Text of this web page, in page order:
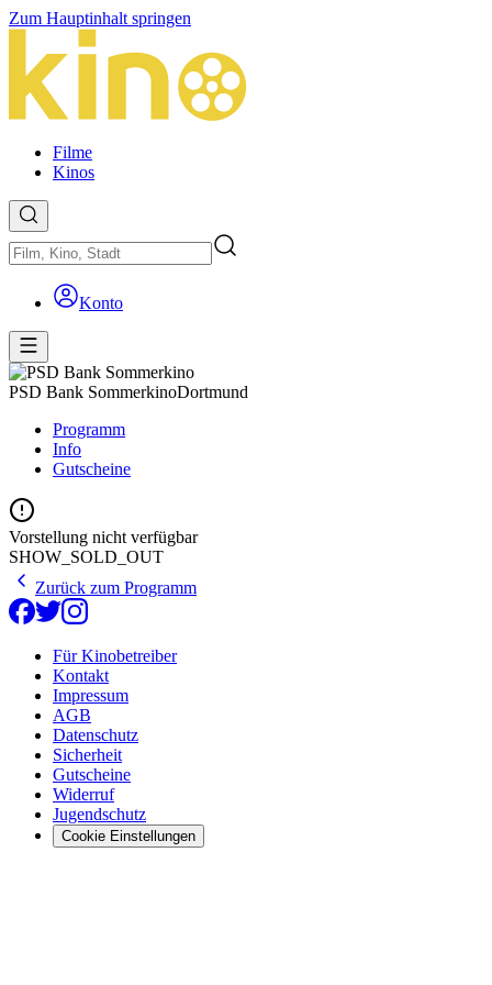
Zum Hauptinhalt springen
Filme
Kinos
Konto
PSD Bank SommerkinoDortmund
Programm
Info
Gutscheine
Vorstellung nicht verfügbar
SHOW_SOLD_OUT
Zurück zum Programm
Für Kinobetreiber
Kontakt
Impressum
AGB
Datenschutz
Sicherheit
Gutscheine
Widerruf
Jugendschutz
Cookie Einstellungen